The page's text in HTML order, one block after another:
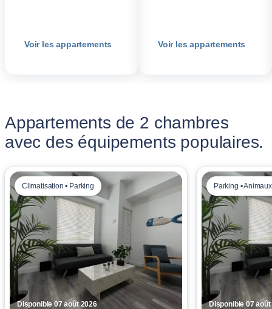
Voir les appartements Voir les appartements
Appartements de 2 chambres
avec des équipements populaires.
Disponible 07 août 2026
Climatisation • Parking
Disponible 07 août
Parking •